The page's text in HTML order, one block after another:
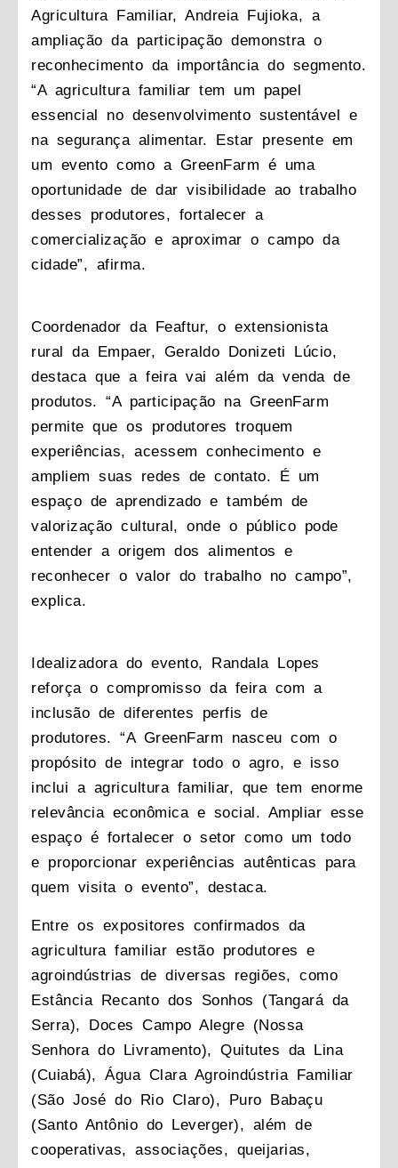
Agricultura Familiar, Andreia Fujioka, a
ampliação da participação demonstra o
reconhecimento da importância do segmento.
“A agricultura familiar tem um papel
essencial no desenvolvimento sustentável e
na segurança alimentar. Estar presente em
um evento como a GreenFarm é uma
oportunidade de dar visibilidade ao trabalho
desses produtores, fortalecer a
comercialização e aproximar o campo da
cidade”, afirma.
Coordenador da Feaftur, o extensionista
rural da Empaer, Geraldo Donizeti Lúcio,
destaca que a feira vai além da venda de
produtos. “A participação na GreenFarm
permite que os produtores troquem
experiências, acessem conhecimento e
ampliem suas redes de contato. É um
espaço de aprendizado e também de
valorização cultural, onde o público pode
entender a origem dos alimentos e
reconhecer o valor do trabalho no campo”,
explica.
Idealizadora do evento, Randala Lopes
reforça o compromisso da feira com a
inclusão de diferentes perfis de
produtores. “A GreenFarm nasceu com o
propósito de integrar todo o agro, e isso
inclui a agricultura familiar, que tem enorme
relevância econômica e social. Ampliar esse
espaço é fortalecer o setor como um todo
e proporcionar experiências autênticas para
quem visita o evento”, destaca.
Entre os expositores confirmados da
agricultura familiar estão produtores e
agroindústrias de diversas regiões, como
Estância Recanto dos Sonhos (Tangará da
Serra), Doces Campo Alegre (Nossa
Senhora do Livramento), Quitutes da Lina
(Cuiabá), Água Clara Agroindústria Familiar
(São José do Rio Claro), Puro Babaçu
(Santo Antônio do Leverger), além de
cooperativas, associações, queijarias,